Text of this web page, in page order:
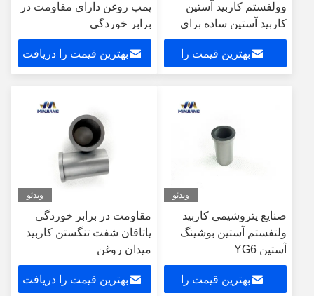
وولفستم کاربید آستین
کاربید آستین ساده برای
میدان نفت
بهترین قیمت را
پمپ روغن دارای مقاومت در
برابر خوردگی
بهترین قیمت را دریافت
ویدئو
صنایع پتروشیمی کاربید
ولتفستم آستین بوشینگ
آستین YG6
بهترین قیمت را
ویدئو
مقاومت در برابر خوردگی
یاتاقان شفت تنگستن کاربید
میدان روغن
بهترین قیمت را دریافت